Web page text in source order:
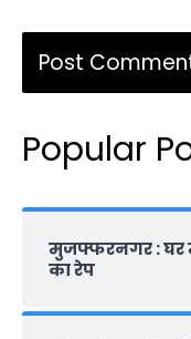
Popular
मुजफ्फरनगर : घर
का रेप